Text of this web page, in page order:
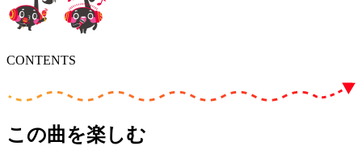
CONTENTS
この曲を楽しむ